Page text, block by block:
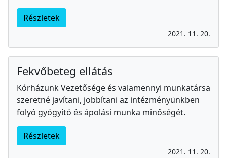
Részletek
2021. 11. 20.
Fekvőbeteg ellátás
Kórházunk Vezetősége és valamennyi munkatársa
szeretné javítani, jobbítani az intézményünkben
folyó gyógyító és ápolási munka minőségét.
Részletek
2021. 11. 20.